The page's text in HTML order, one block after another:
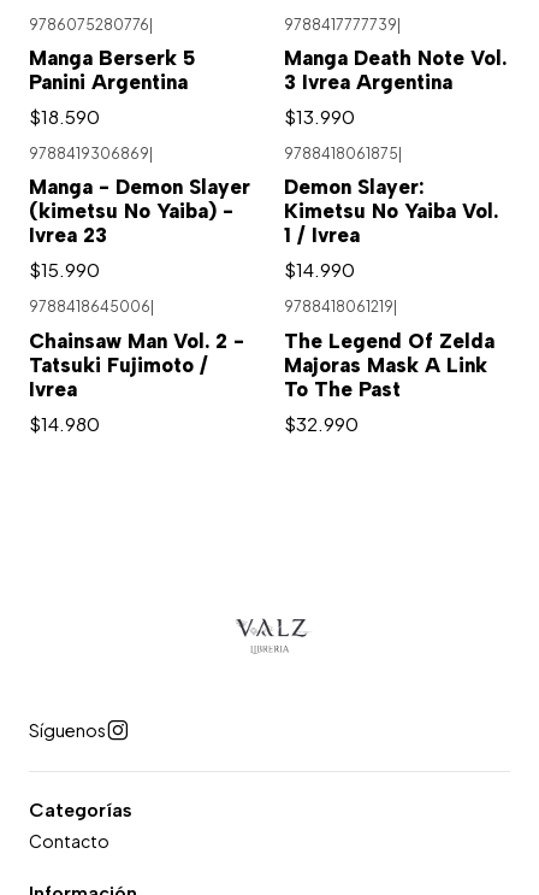
9786075280776|
Manga Berserk 5
Panini Argentina
$18.590
9788417777739|
Manga Death Note Vol.
3 Ivrea Argentina
$13.990
9788419306869
Manga - Demon Slayer
(kimetsu No Yaiba) -
Ivrea 23
$15.990
9788418061875
Demon Slayer:
Kimetsu No Yaiba Vol.
1 / Ivrea
$14.990
9788418645006
Chainsaw Man Vol. 2 -
Tatsuki Fujimoto /
Ivrea
$14.980
9788418061219
The Legend Of Zelda
Majoras Mask A Link
To The Past
$32.990
Síguenos
Categorías
Contacto